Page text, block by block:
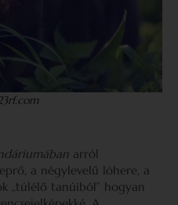
arról
a négylevelű lóhere, a
„túlélő tanúiból” hogyan